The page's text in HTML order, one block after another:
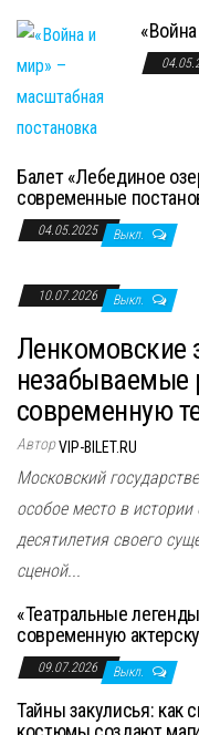
Балет «Лебединое
современные
04.05.2025 Выкл.
10.07.2026 Выкл.
Ленкомовские
незабываемые
современную
АвторVIP-BILET.RU
Московский
особое место в истории
десятилетия своего
сценой...
«Театральные
современную
09.07.2026 Выкл.
Тайны закулисья: как